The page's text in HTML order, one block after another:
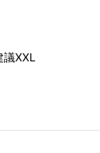
XXL